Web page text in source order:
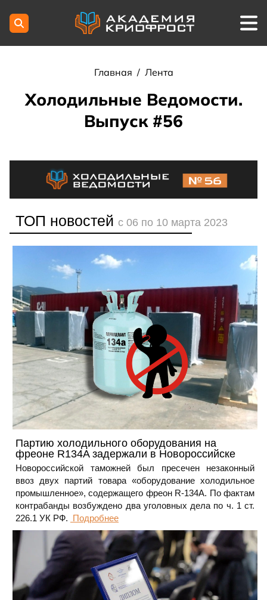
Главная / Лента
Холодильные Ведомости.
Выпуск #56